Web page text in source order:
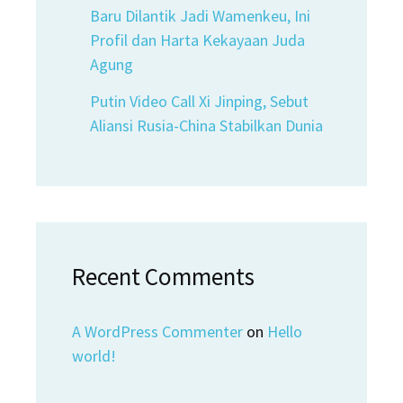
Baru Dilantik Jadi Wamenkeu, Ini
Profil dan Harta Kekayaan Juda
Agung
Putin Video Call Xi Jinping, Sebut
Aliansi Rusia-China Stabilkan Dunia
Recent Comments
A WordPress Commenter on Hello
world!